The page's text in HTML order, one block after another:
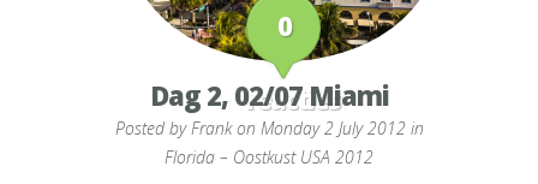
0
reacties
Dag 2, 02/07 Miami
Posted by Frankon Monday 2 July 2012 in
Florida – Oostkust USA 2012